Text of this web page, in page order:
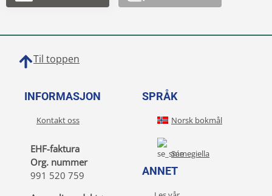
Til toppen
INFORMASJON
Kontakt oss
EHF-faktura
Org. nummer
991 520 759
SPRÅK
Norsk bokmål
Sámegiella
ANNET